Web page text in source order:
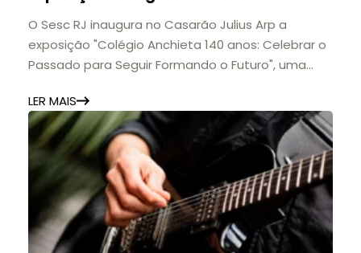
O Sesc RJ inaugura no Casarão Julius Arp a
exposição "Colégio Anchieta 140 anos: Celebrar o
Passado para Seguir Formando o Futuro", uma
importantes instituições de ensino de Nova
Friburgo e do Brasil.
A mostra convida o público a conhecer o legado
do Colégio Anchieta por meio de documentos,
histórias e marcos que evidenciam sua
contribuição para a educação, a cultura e a
formação de gerações.
LER MAIS